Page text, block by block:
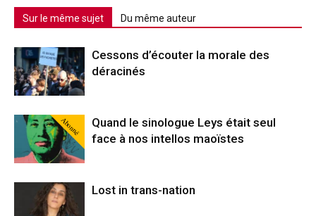
Sur le même sujet Du même auteur
Cessons d’écouter la morale des
déracinés
Abonné
Quand le sinologue Leys était seul
face à nos intellos maoïstes
Lost in trans-nation